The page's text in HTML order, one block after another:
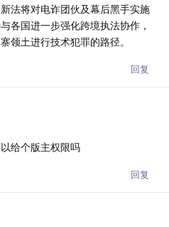
法将对电诈团伙及幕后黑手实施
各国进一步强化跨境执法协作，
领土进行技术犯罪的路径。
回复
给个版主权限吗
回复